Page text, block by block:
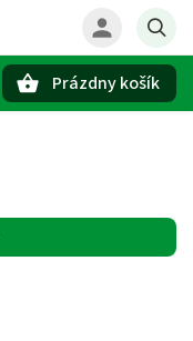
Prázdny košík